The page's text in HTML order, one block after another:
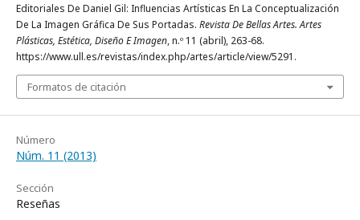
Editoriales De Daniel Gil: Influencias Artísticas En La Conceptualización
De La Imagen Gráfica De Sus Portadas. Revista De Bellas Artes. Artes
Plásticas, Estética, Diseño E Imagen, n.º 11 (abril), 263-68.
https://www.ull.es/revistas/index.php/artes/article/view/5291.
Formatos de citación
Número
Núm. 11 (2013)
Sección
Reseñas